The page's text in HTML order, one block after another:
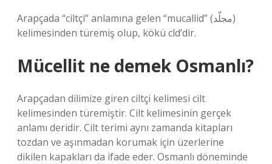
Arapçada “ciltçi” anlamına gelen “mucallid” (مجلّد)
kelimesinden türemiş olup, kökü cld’dir.
Mücellit ne demek Osmanlı?
Arapçadan dilimize giren ciltçi kelimesi cilt
kelimesinden türemiştir. Cilt kelimesinin gerçek
anlamı deridir. Cilt terimi aynı zamanda kitapları
tozdan ve aşınmadan korumak için üzerlerine
dikilen kapakları da ifade eder. Osmanlı döneminde